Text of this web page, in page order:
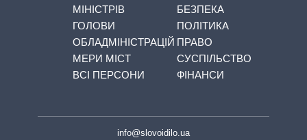
МІНІСТРІВ
ГОЛОВИ
ОБЛАДМІНІСТРАЦІЙ
МЕРИ МІСТ
ВСІ ПЕРСОНИ
БЕЗПЕКА
ПОЛІТИКА
ПРАВО
СУСПІЛЬСТВО
ФІНАНСИ
info@slovoidilo.ua